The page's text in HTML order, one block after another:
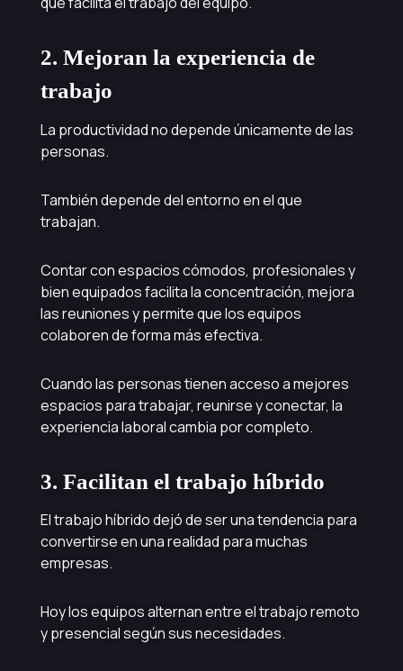
2. Mejoran la experiencia de
trabajo
La productividad no depende únicamente de las
personas.
También depende del entorno en el que
trabajan.
Contar con espacios cómodos, profesionales y
bien equipados facilita la concentración, mejora
las reuniones y permite que los equipos
colaboren de forma más efectiva.
Cuando las personas tienen acceso a mejores
espacios para trabajar, reunirse y conectar, la
experiencia laboral cambia por completo.
3. Facilitan el trabajo híbrido
El trabajo híbrido dejó de ser una tendencia para
convertirse en una realidad para muchas
empresas.
Hoy los equipos alternan entre el trabajo remoto
y presencial según sus necesidades.